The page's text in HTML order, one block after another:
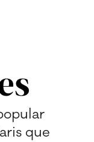
que